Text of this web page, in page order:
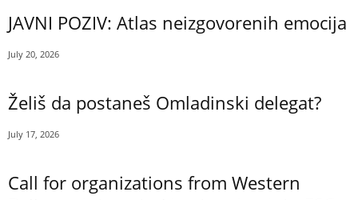
JAVNI POZIV: Atlas neizgovorenih emocija
July 20, 2026
Želiš da postaneš Omladinski delegat?
July 17, 2026
Call for organizations from Western